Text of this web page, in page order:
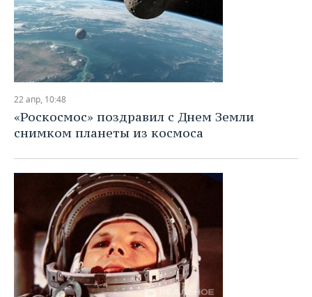
22 апр, 10:48
«Роскосмос» поздравил с Днем Земли
снимком планеты из космоса